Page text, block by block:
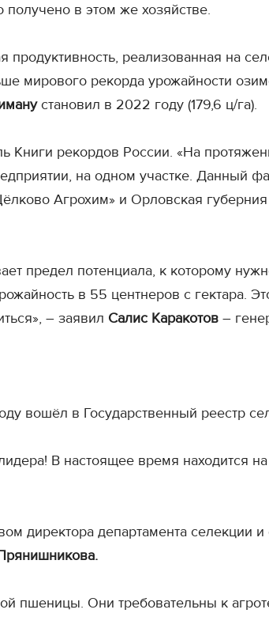
в этом же хозяйстве.
продуктивность, реализованная на
мирового рекорда урожайности
становил в 2022 году (179,6 ц/га).
Книги рекордов России. «На
на одном участке. Данный
Агрохим» и Орловская
предел потенциала, к которому
в 55 центнеров с гектара.
– заявил Салис Каракотов –
вошёл в Государственный реестр
В настоящее время находится на
директора департамента селекции и
пшеницы. Они требовательны к